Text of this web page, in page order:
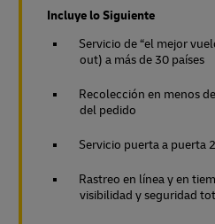
Incluye lo Siguiente
Servicio de “el mejor
out) a más de 30 países
Recolección en menos
del pedido
Servicio puerta a puerta
Rastreo en línea y en
visibilidad y seguridad